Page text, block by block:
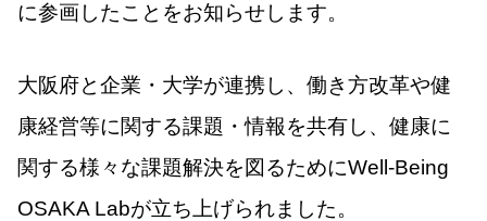
に参画したことをお知らせします。
大阪府と企業・大学が連携し、働き方改革や健
康経営等に関する課題・情報を共有し、健康に
関する様々な課題解決を図るためにWell-Being
OSAKA Labが立ち上げられました。